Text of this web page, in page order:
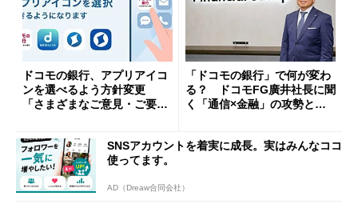
ドコモの銀行、アプリアイコ
ンを選べるよう方針変更
「さまざまなご意見・ご要望
「ドコモの銀行」で何が変わ
る？ ドコモFG廣井社長に聞
く「通信×金融」の攻勢とグ
SNSアカウントを着実に成長。実はみんなココ
使ってます。
AD（Dreaw合同会社）